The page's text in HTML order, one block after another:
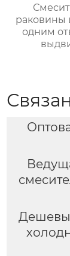
раковины
одним